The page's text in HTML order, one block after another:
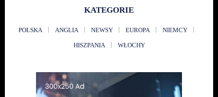
KATEGORIE
POLSKA ANGLIA NEWSY EUROPA NIEMCY
HISZPANIA WŁOCHY